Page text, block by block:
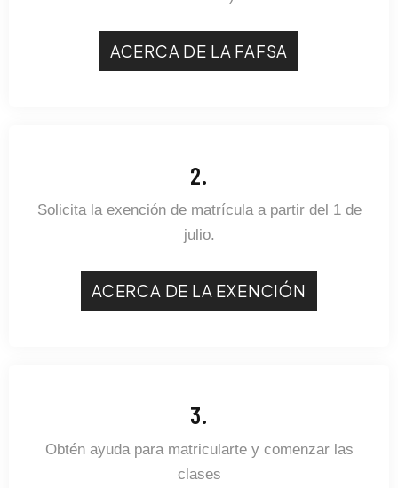
ACERCA DE LA FAFSA
2.
Solicita la exención de matrícula a partir del 1 de
julio.
ACERCA DE LA EXENCIÓN
3.
Obtén ayuda para matricularte y comenzar las
clases